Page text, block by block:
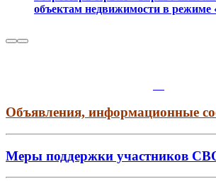
объектам недвижимости в режиме
Объявления, информационные
Меры поддержки участников